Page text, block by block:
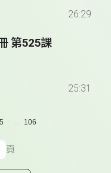
26:29
第525課
25:31
5 ... 106
頁